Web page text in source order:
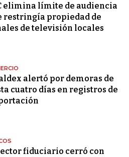
elimina límite de audiencia
restringía propiedad de
de televisión locales
alertó por demoras de
cuatro días en registros de
fiduciario cerró con